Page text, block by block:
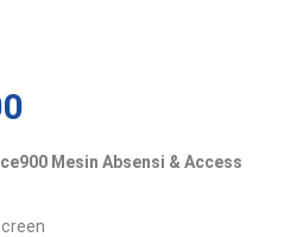
Mesin Absensi & Access